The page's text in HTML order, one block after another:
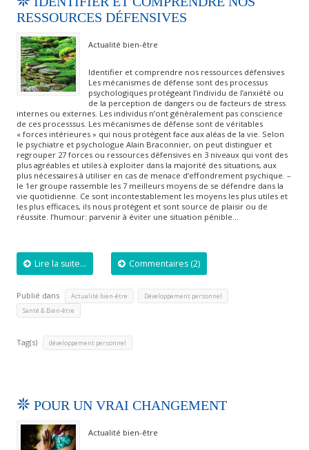
RESSOURCES DÉFENSIVES
Actualité bien-être
Identifier et comprendre nos ressources défensives
Les mécanismes de défense sont des processus
psychologiques protégeant l’individu de l’anxiété ou
de la perception de dangers ou de facteurs de stress
internes ou externes. Les individus n’ont génèralement pas conscience
de ces processsus. Les mécanismes de défense sont de véritables
« forces intérieures » qui nous protégent face aux aléas de la vie. Selon
le psychiatre et psychologue Alain Braconnier, on peut distinguer et
regrouper 27 forces ou ressources défensives en 3 niveaux qui vont des
plus agréables et utiles à exploiter dans la majorité des situations, aux
plus nécessaires à utiliser en cas de menace d’effondrement psychique. –
le 1er groupe rassemble les 7 meilleurs moyens de se défendre dans la
vie quotidienne. Ce sont incontestablement les moyens les plus utiles et
les plus efficaces, ils nous protégent et sont source de plaisir ou de
réussite. l’humour: parvenir à éviter une situation pénible…
Lire la suite... Commentaires (2)
Publié dans Actualité bien-être Développement personnel
Santé & Bien-être
Tag(s) développement personnel
POUR UN VRAI CHANGEMENT
Actualité bien-être